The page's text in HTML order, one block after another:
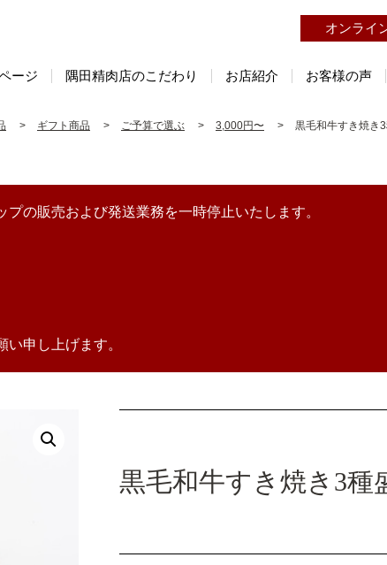
オンライ
ージ 隅田精肉店のこだわり お店紹介 お客様の声
ギフト商品 ご予算で選ぶ 3,000円〜 黒毛和牛すき焼き
の販売および発送業務を一時停止いたします。
申し上げます。
黒毛和牛すき焼き3種